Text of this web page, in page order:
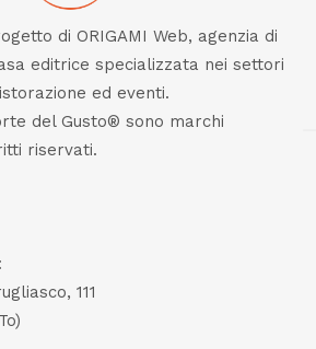
di ORIGAMI Web, agenzia di
editrice specializzata nei settori
ed eventi.
del Gusto® sono marchi
riservati.
111